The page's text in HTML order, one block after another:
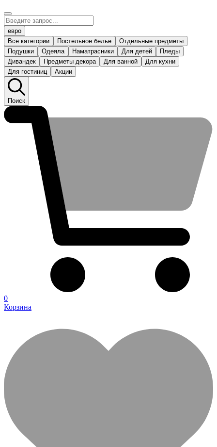
евро
Все категории
Постельное белье
Отдельные предметы
Подушки
Одеяла Наматрасники Для детей
Пледы
Дивандек
Предметы декора Для ванной
Для кухни
Для гостиниц
Акции
Поиск
0
Корзина